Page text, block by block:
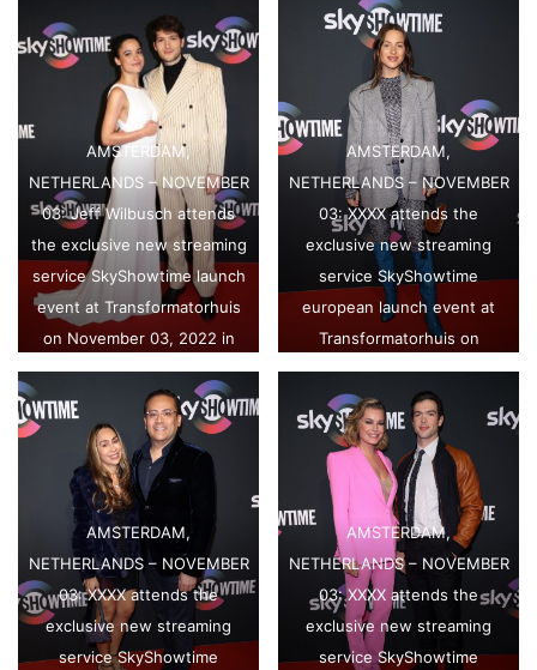
Amsterdam, Netherlands.
(Photo by Tim P.
Whitby/Getty Images for
SkyShowtime)
(Photo by Tim P.
Whitby/Getty Images for
SkyShowtime)
AMSTERDAM,
NETHERLANDS – NOVEMBER
03: Jeff Wilbusch attends
the exclusive new streaming
service SkyShowtime launch
event at Transformatorhuis
on November 03, 2022 in
Amsterdam, Netherlands.
(Photo by Tim P.
Whitby/Getty Images for
SkyShowtime)
AMSTERDAM,
NETHERLANDS – NOVEMBER
03: XXXX attends the
exclusive new streaming
service SkyShowtime
european launch event at
Transformatorhuis on
November 03, 2022 in
Amsterdam, Netherlands.
(Photo by Tim P.
Whitby/Getty Images for
SkyShowtime)
AMSTERDAM,
NETHERLANDS – NOVEMBER
03: XXXX attends the
exclusive new streaming
service SkyShowtime
AMSTERDAM,
NETHERLANDS – NOVEMBER
03: XXXX attends the
exclusive new streaming
service SkyShowtime